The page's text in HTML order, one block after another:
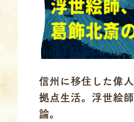
信州に移住した偉
拠点生活。浮世絵
論。